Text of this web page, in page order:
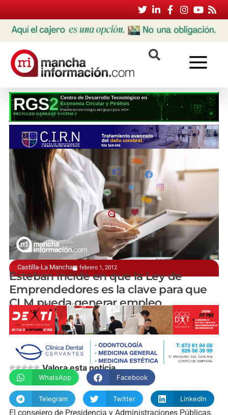
Castilla-La Mancha febrero 1, 2012
Recuerda “el sectarismo y la persecución”
Esteban incide en que la Ley de
Emprendedores es la clave para que
CLM pueda generar empleo
manchainformacion.com
Valora esta noticia
WhatsApp Facebook
Telegram Twitter LinkedIn
El consejero de Presidencia y Administraciones Públicas,